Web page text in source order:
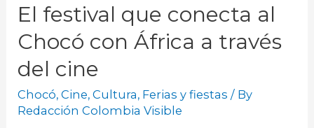
El festival que conecta al
Chocó con África a través
del cine
Chocó,Cine,Cultura, Ferias y fiestas / By
Redacción Colombia Visible